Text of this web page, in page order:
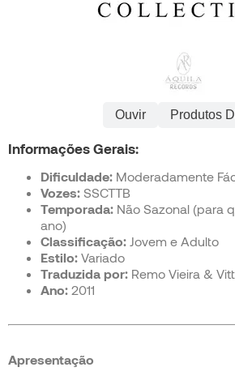
Ouvir Produtos
Informações Gerais:
Dificuldade: Moderadamente
Vozes: SSCTTB
Temporada: Não Sazonal (para
ano)
Classificação: Jovem e Adulto
Estilo: Variado
Traduzida por: Remo Vieira &
Ano: 2011
Apresentação